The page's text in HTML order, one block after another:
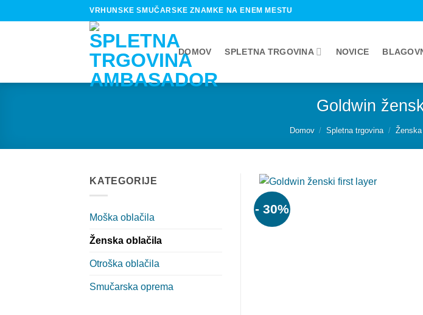
to
VRHUNSKE SMUČARSKE ZNAMKE NA ENEM MESTU
DOMOV SPLETNA TRGOVINA NOVICE
Goldwin
Domov / Spletna trgovina /
KATEGORIJE
Moška oblačila
Ženska oblačila
Otroška oblačila
Smučarska oprema
- 30%